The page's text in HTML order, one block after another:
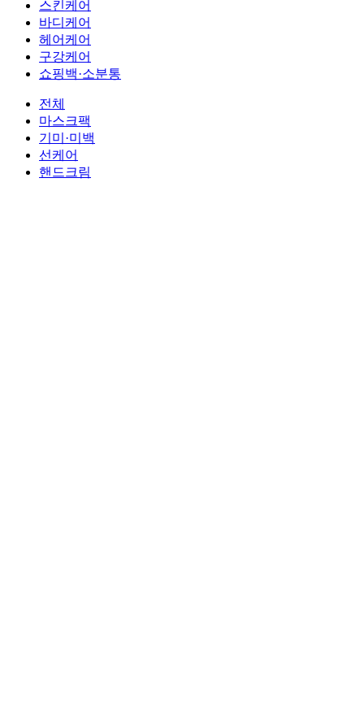
스킨케어
바디케어
헤어케어
구강케어
쇼핑백·소분통
전체
마스크팩
기미·미백
선케어
핸드크림